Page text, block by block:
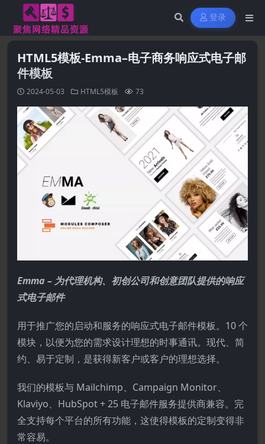
登录
HTML5模板-Emma–电子商务响应式电子邮
件模板
2024-05-03 HTML5模板 73
Emma – 为代理机构、初创公司和创意团队提供的响应
式电子邮件
用于推广您的启动和服务的响应式电子邮件模板。10 个
模块，以便为您的需求设计理想的时事通讯。现代、简
约、易于定制，是获得新客户或客户的理想选择。
我们的模板与 Mailchimp、Campaign Monitor、
Klaviyo、HubSpot + 25 电子邮件服务提供商兼容。完
全支持每个平台的所有功能，这使得模板的定制变得非
常容易。